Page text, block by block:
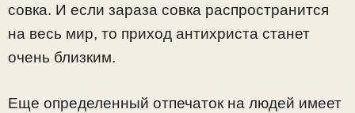
совка. И если зараза совка распространится
на весь мир, то приход антихриста станет
очень близким.
Еще определенный отпечаток на людей имеет